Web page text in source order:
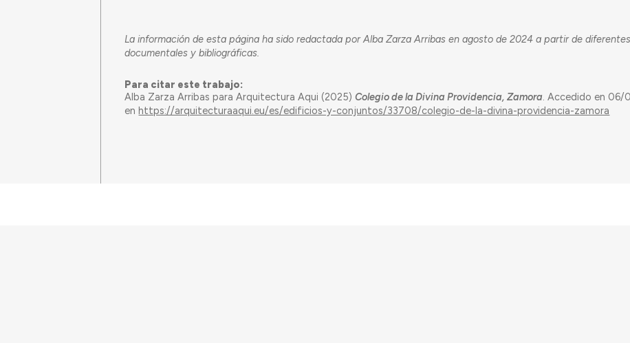
La información de esta página ha sido redactada por Alba Zarza Arribas en agosto de 2024 a partir de
documentales y bibliográficas.
Para citar este trabajo:
Alba Zarza Arribas para Arquitectura Aqui (2025)Colegio de la Divina Providencia, Zamora. Accedido en 06/
enhttps://arquitecturaaqui.eu/es/edificios-y-conjuntos/33708/colegio-de-la-divina-providencia-zamora